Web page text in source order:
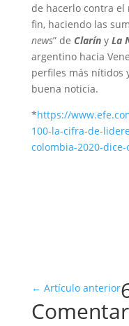
de hacerlo contra el
fin, haciendo las
news” de Claríny La
argentino hacia
perfiles más nítidos
buena noticia.
*https://
100-la-cifra-de-
colombia-2020-
← Artículo anterior